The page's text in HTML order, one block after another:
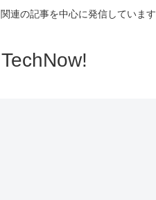
連の記事を中心に発信しています
TechNow!